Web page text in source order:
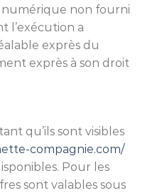
non fourni
l’exécution a
exprès du
exprès à son droit
qu’ils sont visibles
compagnie.com/
Pour les
sont valables sous